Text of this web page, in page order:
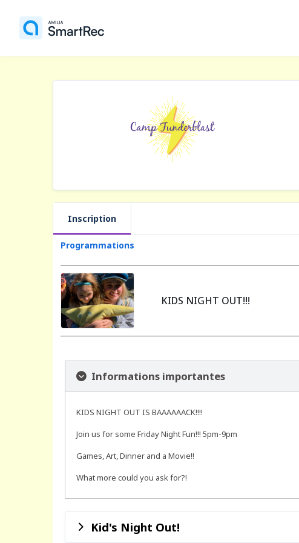
Inscription
Programmations
KIDS NIGHT OUT!!!
Informations importantes
KIDS NIGHT OUT IS BAAAAAACK!!!!
Join us for some Friday Night Fun!!! 5pm-9pm
Games, Art, Dinner and a Movie!!
What more could you ask for?!
Kid's Night Out!